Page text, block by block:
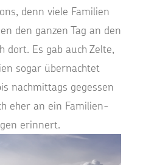
denn viele Familien
den ganzen Tag an den
dort. Es gab auch Zelte,
sogar übernachtet
nachmittags gegessen
eher an ein Familien-
erinnert.